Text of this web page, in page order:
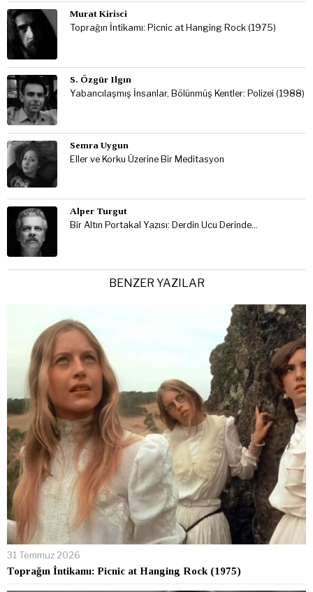
Murat Kirisci
Toprağın İntikamı: Picnic at Hanging Rock (1975)
S. Özgür Ilgın
Yabancılaşmış İnsanlar, Bölünmüş Kentler: Polizei (1988)
Semra Uygun
Eller ve Korku Üzerine Bir Meditasyon
Alper Turgut
Bir Altın Portakal Yazısı: Derdin Ucu Derinde…
BENZER YAZILAR
31 Temmuz 2026
Toprağın İntikamı: Picnic at Hanging Rock (1975)